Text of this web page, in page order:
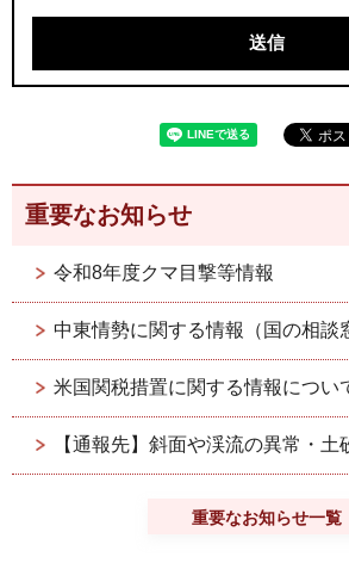
重要なお知らせ
令和8年度クマ目撃等情報
中東情勢に関する情報（国の相談
米国関税措置に関する情報につい
【通報先】斜面や渓流の異常・土
重要なお知らせ一覧